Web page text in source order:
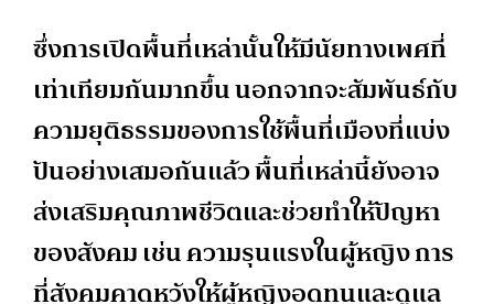
ซึ่งการเปิดพื้นที่เหล่านั้นให้มีนัยทางเพศที่
เท่าเทียมกันมากขึ้น นอกจากจะสัมพันธ์กับ
ความยุติธรรมของการใช้พื้นที่เมืองที่แบ่ง
ปันอย่างเสมอกันแล้ว พื้นที่เหล่านี้ยังอาจ
ส่งเสริมคุณภาพชีวิตและช่วยทำให้ปัญหา
ของสังคม เช่น ความรุนแรงในผู้หญิง การ
ที่สังคมคาดหวังให้ผู้หญิงอดทนและดูแล